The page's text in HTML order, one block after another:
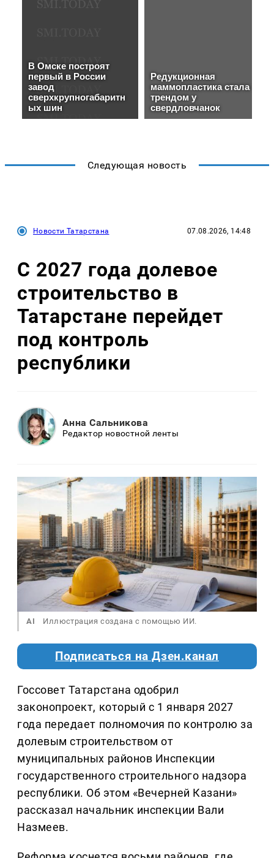
Следующая новость
Новости Татарстана 07.08.2026, 14:48
С 2027 года долевое
строительство в
Татарстане перейдет
под контроль
республики
Анна Сальникова
Редактор новостной ленты
AI Иллюстрация создана с помощью ИИ.
Подписаться на Дзен.канал
Госсовет Татарстана одобрил
законопроект, который с 1 января 2027
года передает полномочия по контролю за
долевым строительством от
муниципальных районов Инспекции
государственного строительного надзора
республики. Об этом «Вечерней Казани»
рассказал начальник инспекции Вали
Назмеев.